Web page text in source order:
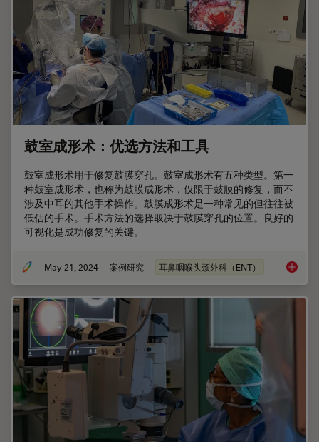
鼓室成形术：优选方法和工具
鼓室成形术用于修复鼓膜穿孔。鼓室成形术有五种类型。第一
种鼓室成形术，也称为鼓膜成形术，仅限于鼓膜的修复，而不
涉及中耳的其他手术操作。鼓膜成形术是一种常见的但往往被
低估的手术。手术方法的选择取决于鼓膜穿孔的位置。良好的
可视化是成功修复的关键。
May 21, 2024 案例研究 耳鼻咽喉头颈外科（ENT） 鼓室成